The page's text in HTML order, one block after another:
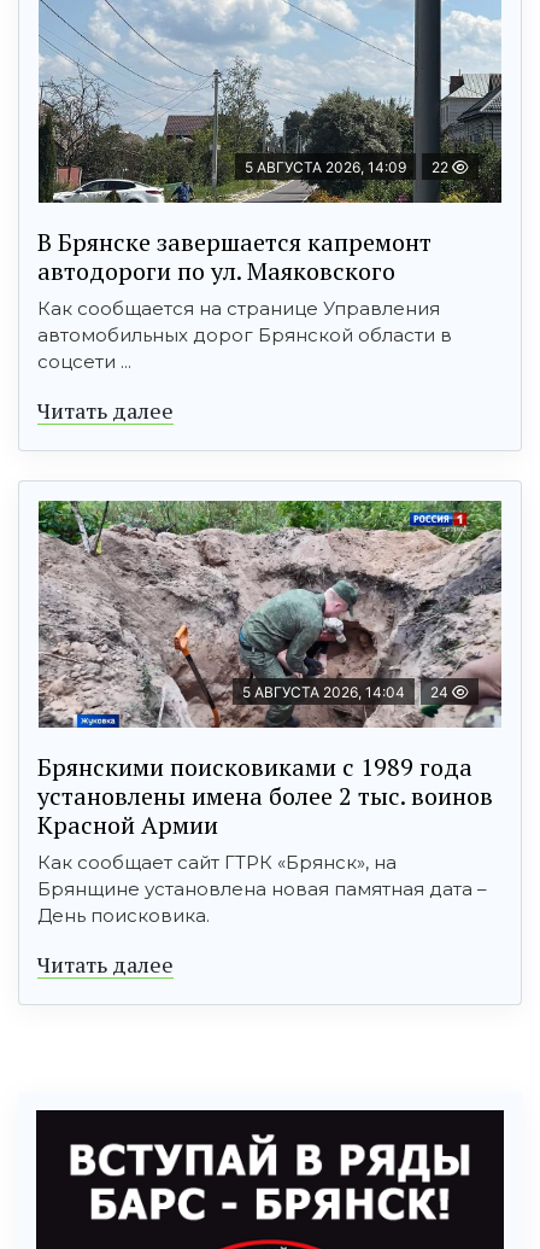
5 АВГУСТА 2026, 14:09 22
В Брянске завершается капремонт
автодороги по ул. Маяковского
Как сообщается на странице Управления
автомобильных дорог Брянской области в
соцсети ...
Читать далее
5 АВГУСТА 2026, 14:04 24
Брянскими поисковиками с 1989 года
установлены имена более 2 тыс. воинов
Красной Армии
Как сообщает сайт ГТРК «Брянск», на
Брянщине установлена новая памятная дата –
День поисковика.
Читать далее